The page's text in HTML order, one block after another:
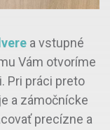
a vstupné
Vám otvoríme
Pri práci preto
a zámočnícke
precízne a